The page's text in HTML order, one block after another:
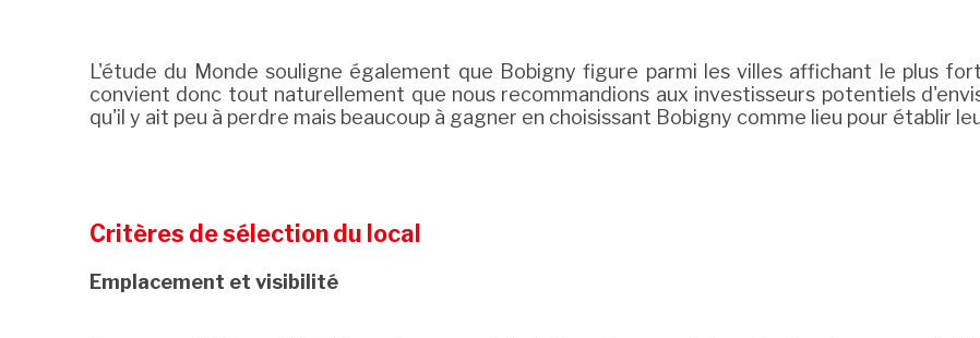
L'étude du Monde souligne également que Bobigny figure parmi les villes affichant le plus
convient donc tout naturellement que nous recommandions aux investisseurs potentiels
qu'il y ait peu à perdre mais beaucoup à gagner en choisissant Bobigny comme lieu pour établir
Critères de sélection du local
Emplacement et visibilité